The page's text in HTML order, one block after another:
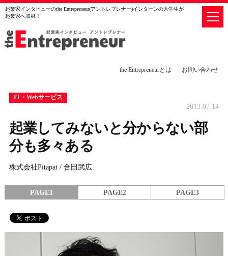
起業家インタビューのthe Entrepreneur(アントレプレナー)インターンの大学生が
起業家へ取材！
お問い合わせ
the Entrepreneurとは
IT・Webサービス
2013.07.14
起業してみないと分からない部
分も多々ある
株式会社Pitapat / 合田武広
PAGE1 PAGE2 PAGE3